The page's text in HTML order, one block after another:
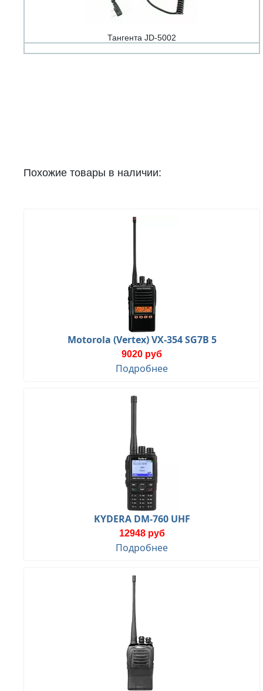
Тангента JD-5002
Похожие товары в наличии:
Motorola (Vertex) VX-354 SG7B 5
9020 руб
Подробнее
KYDERA DM-760 UHF
12948 руб
Подробнее